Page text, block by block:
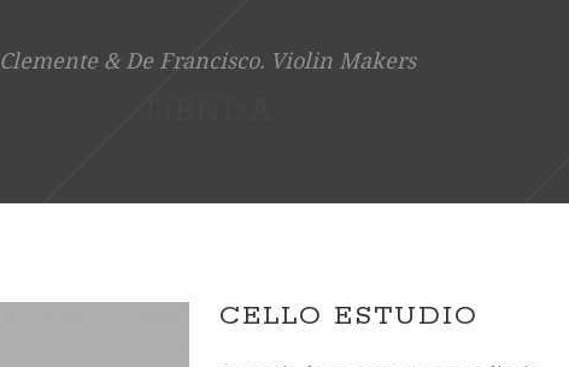
Clemente & De Francisco. Violin Makers
CELLO ESTUDIO